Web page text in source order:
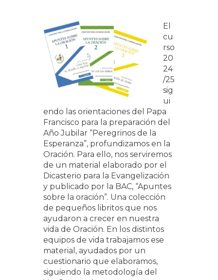
El
cu
rso
20
24
/25
sig
ui
endo las orientaciones del Papa
Francisco para la preparación del
Año Jubilar “Peregrinos de la
Esperanza”, profundizamos en la
Oración. Para ello, nos serviremos
de un material elaborado por el
Dicasterio para la Evangelización
y publicado por la BAC, “Apuntes
sobre la oración”. Una colección
de pequeños libritos que nos
ayudaron a crecer en nuestra
vida de Oración. En los distintos
equipos de vida trabajamos ese
material, ayudados por un
cuestionario que elaboramos,
siguiendo la metodología del